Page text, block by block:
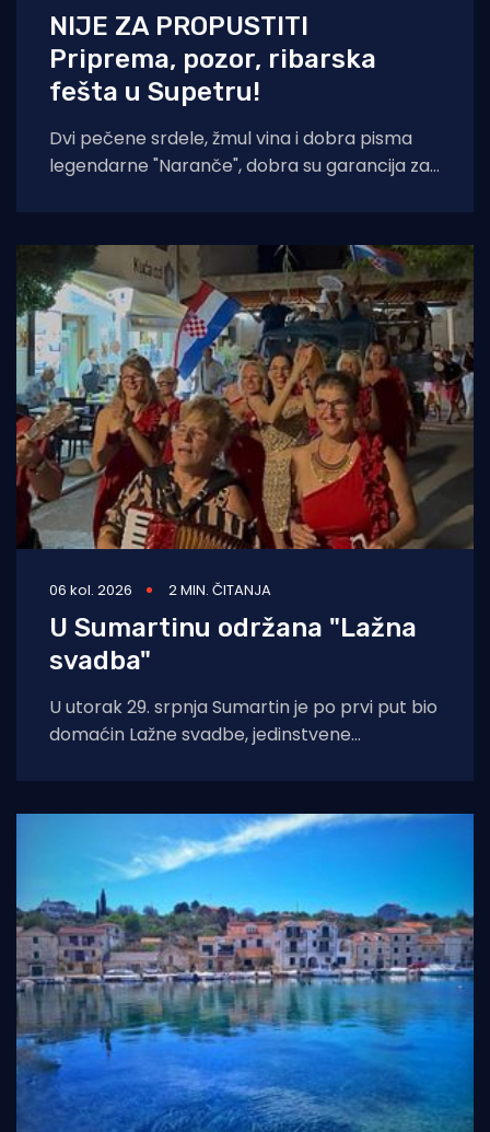
NIJE ZA PROPUSTITI
Priprema, pozor, ribarska
fešta u Supetru!
Dvi pečene srdele, žmul vina i dobra pisma
legendarne "Naranče", dobra su garancija za
06 kol. 2026 2 MIN. ČITANJA
U Sumartinu održana "Lažna
svadba"
U utorak 29. srpnja Sumartin je po prvi put bio
domaćin Lažne svadbe, jedinstvene